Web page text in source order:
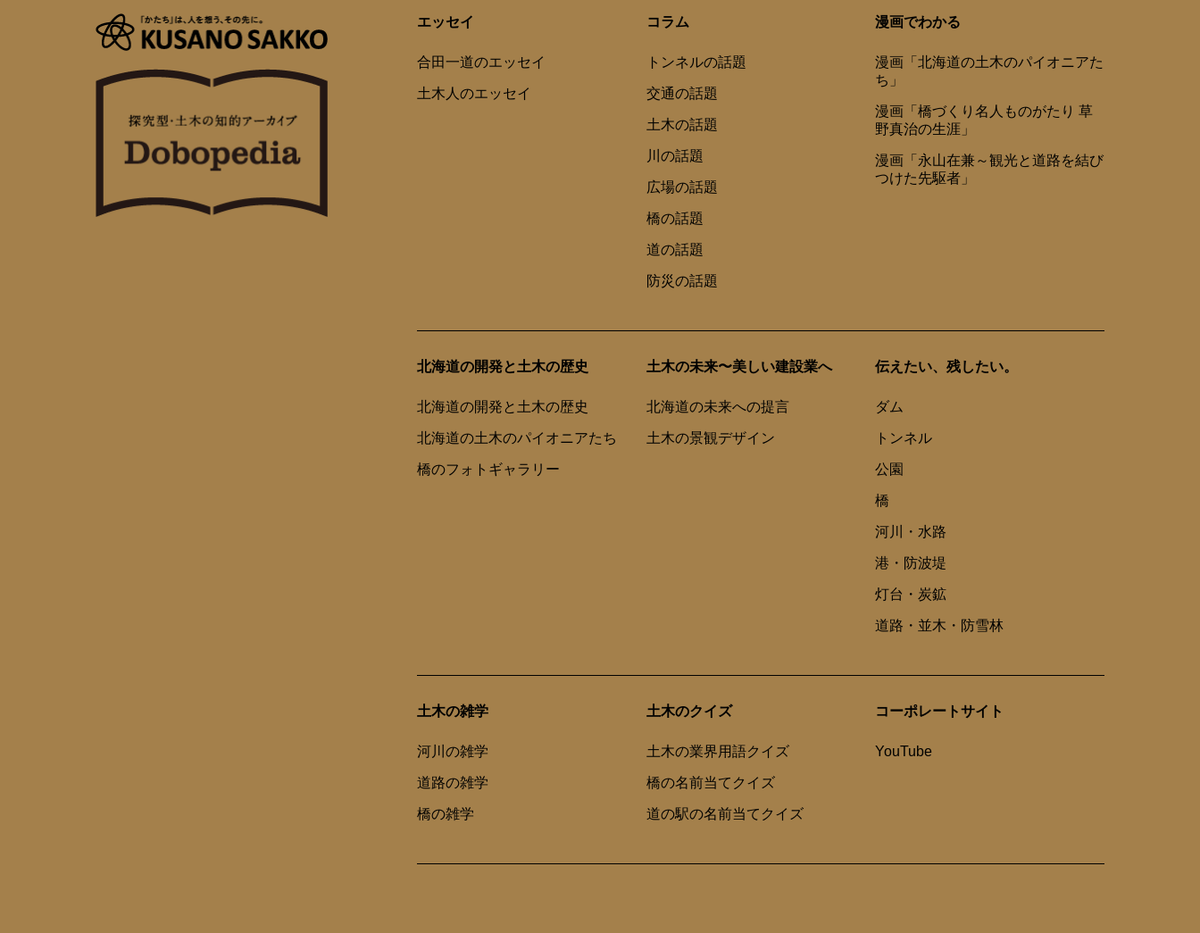
エッセイ
合田一道のエッセイ
土木人のエッセイ
コラム
トンネルの話題
交通の話題
土木の話題
川の話題
広場の話題
橋の話題
道の話題
防災の話題
漫画でわかる
漫画「北海道の土木のパイオニアた
ち」
漫画「橋づくり名人ものがたり 草
野真治の生涯」
漫画「永山在兼～観光と道路を結び
つけた先駆者」
北海道の開発と土木の歴史
北海道の開発と土木の歴史
北海道の土木のパイオニアたち
橋のフォトギャラリー
土木の未来〜美しい建設業へ
北海道の未来への提言
土木の景観デザイン
伝えたい、残したい。
ダム
トンネル
公園
橋
河川・水路
港・防波堤
灯台・炭鉱
道路・並木・防雪林
土木の雑学
河川の雑学
道路の雑学
橋の雑学
土木のクイズ
土木の業界用語クイズ
橋の名前当てクイズ
道の駅の名前当てクイズ
コーポレートサイト
YouTube